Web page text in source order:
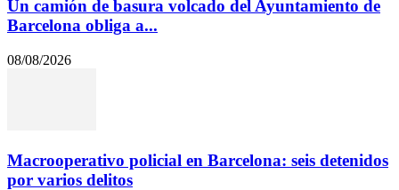
Un camión de basura volcado del Ayuntamiento de
Barcelona obliga a...
08/08/2026
Macrooperativo policial en Barcelona: seis detenidos
por varios delitos